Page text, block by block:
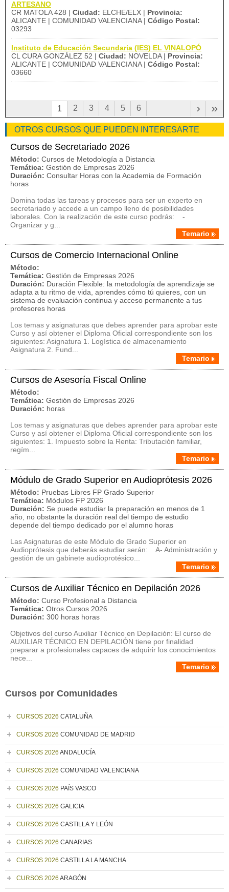
ARTESANO
CR MATOLA 428 | Ciudad: ELCHE/ELX | Provincia:
ALICANTE | COMUNIDAD VALENCIANA | Código Postal:
03293
Instituto de Educación Secundaria (IES) EL VINALOPÓ
CL CURA GONZÁLEZ 52 | Ciudad: NOVELDA | Provincia:
ALICANTE | COMUNIDAD VALENCIANA | Código Postal:
03660
1 2 3 4 5 6 »
›
OTROS CURSOS QUE PUEDEN INTERESARTE
Cursos de Secretariado 2026
Método: Cursos de Metodología a Distancia
Temática: Gestión de Empresas 2026
Duración: Consultar Horas con la Academia de Formación
horas
Domina todas las tareas y procesos para ser un experto en
secretariado y accede a un campo lleno de posibilidades
laborales. Con la realización de este curso podrás: -
Organizar y g...
Temario
Cursos de Comercio Internacional Online
Método:
Temática: Gestión de Empresas 2026
Duración: Duración Flexible: la metodología de aprendizaje se
adapta a tu ritmo de vida, aprendes cómo tú quieres, con un
sistema de evaluación continua y acceso permanente a tus
profesores horas
Los temas y asignaturas que debes aprender para aprobar este
Curso y así obtener el Diploma Oficial correspondiente son los
siguientes: Asignatura 1. Logística de almacenamiento
Asignatura 2. Fund...
Temario
Cursos de Asesoría Fiscal Online
Método:
Temática: Gestión de Empresas 2026
Duración: horas
Los temas y asignaturas que debes aprender para aprobar este
Curso y así obtener el Diploma Oficial correspondiente son los
siguientes: 1. Impuesto sobre la Renta: Tributación familiar,
regím...
Temario
Módulo de Grado Superior en Audioprótesis 2026
Método: Pruebas Libres FP Grado Superior
Temática: Módulos FP 2026
Duración: Se puede estudiar la preparación en menos de 1
año, no obstante la duración real del tiempo de estudio
depende del tiempo dedicado por el alumno horas
Las Asignaturas de este Módulo de Grado Superior en
Audioprótesis que deberás estudiar serán: A- Administración y
gestión de un gabinete audioprotésico...
Temario
Cursos de Auxiliar Técnico en Depilación 2026
Método: Curso Profesional a Distancia
Temática: Otros Cursos 2026
Duración: 300 horas horas
Objetivos del curso Auxiliar Técnico en Depilación: El curso de
AUXILIAR TÉCNICO EN DEPILACIÓN tiene por finalidad
preparar a profesionales capaces de adquirir los conocimientos
nece...
Temario
Cursos por Comunidades
CURSOS 2026 CATALUÑA
CURSOS 2026 COMUNIDAD DE MADRID
CURSOS 2026 ANDALUCÍA
CURSOS 2026 COMUNIDAD VALENCIANA
CURSOS 2026 PAÍS VASCO
CURSOS 2026 GALICIA
CURSOS 2026 CASTILLA Y LEÓN
CURSOS 2026 CANARIAS
CURSOS 2026 CASTILLA LA MANCHA
CURSOS 2026 ARAGÓN